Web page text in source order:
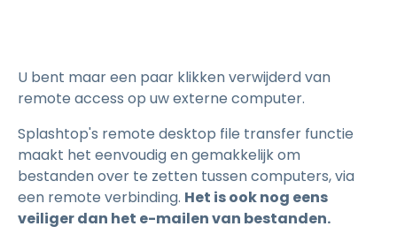
U bent maar een paar klikken verwijderd van
remote access op uw externe computer.
Splashtop's remote desktop file transfer functie
maakt het eenvoudig en gemakkelijk om
bestanden over te zetten tussen computers, via
een remote verbinding. Het is ook nog eens
veiliger dan het e-mailen van bestanden.